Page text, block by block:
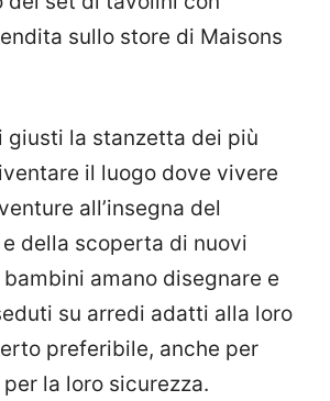
sullo store di Maisons
giusti la stanzetta dei più
il luogo dove vivere
all’insegna del
della scoperta di nuovi
amano disegnare e
su arredi adatti alla loro
preferibile, anche per
la loro sicurezza.